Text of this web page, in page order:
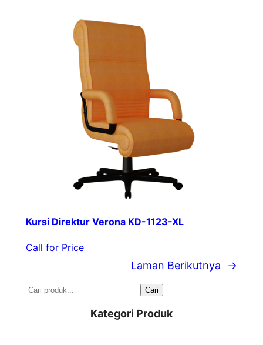
Kursi Direktur Verona KD-1123-XL
Call for Price
Laman Berikutnya →
S
Cari
Kategori Produk